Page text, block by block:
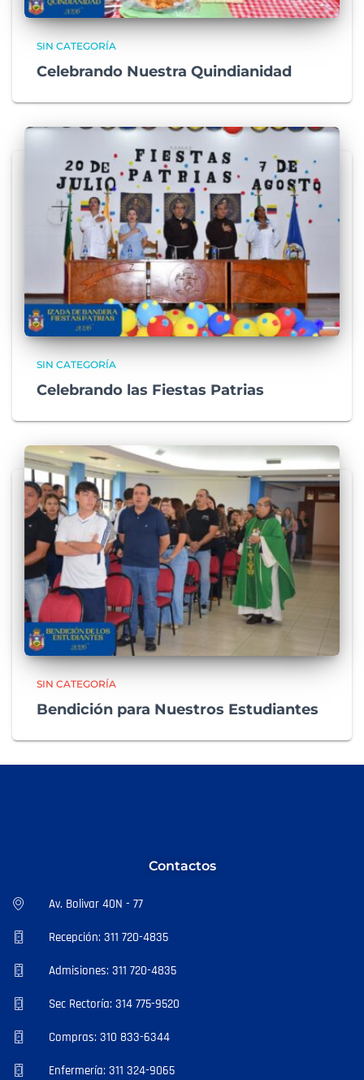
SIN CATEGORÍA
Celebrando Nuestra Quindianidad
SIN CATEGORÍA
Celebrando las Fiestas Patrias
SIN CATEGORÍA
Bendición para Nuestros Estudiantes
Contactos
Av. Bolivar 40N - 77
Recepción: 311 720-4835
Admisiones: 311 720-4835
Sec Rectoría: 314 775-9520
Compras: 310 833-6344
Enfermería: 311 324-9065